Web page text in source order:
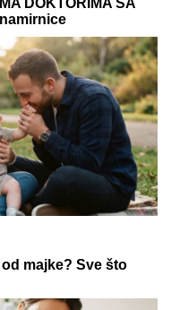
u
Srbija je
GOL:Evo današnjih
"GG"